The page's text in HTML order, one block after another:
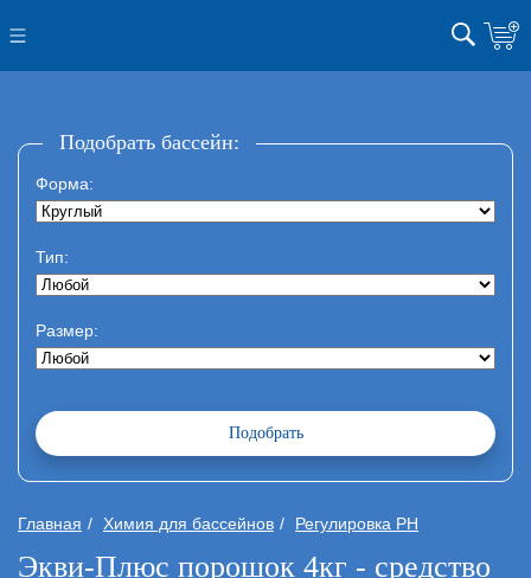
Подобрать бассейн:
Форма:
Тип:
Размер:
Главная Химия для бассейнов Регулировка PH
Экви-Плюс порошок 4кг - средство